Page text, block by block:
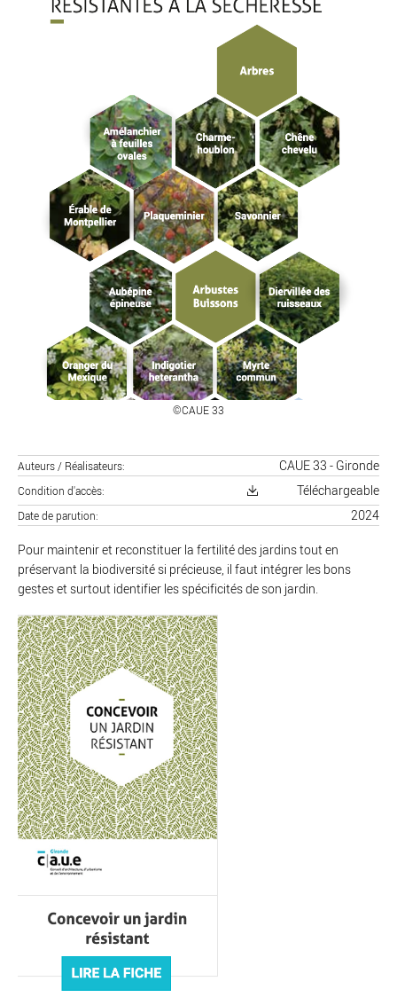
©CAUE 33
Auteurs / Réalisateurs CAUE 33 - Gironde
Condition d'accès Téléchargeable
Date de parution 2024
Pour maintenir et reconstituer la fertilité des jardins tout en
préservant la biodiversité si précieuse, il faut intégrer les bons
gestes et surtout identifier les spécificités de son jardin.